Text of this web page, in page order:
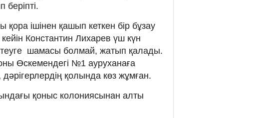
беріпті.
ішінен қашып кеткен бір бұзау
Константин Лихарев үш күн
шамасы болмай, жатып қалады.
Өскемендегі №1 ауруханаға
қолында көз жұмған.
қоныс колониясынан алты